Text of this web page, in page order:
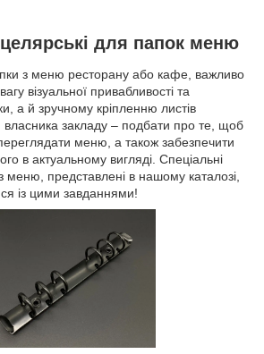
для папок меню
з меню ресторану або кафе, важливо
візуальної привабливості та
а й зручному кріпленню листів
власника закладу – подбати про те, щоб
меню, а також забезпечити
в актуальному вигляді. Спеціальні
меню, представлені в нашому каталозі,
із цими завданнями!